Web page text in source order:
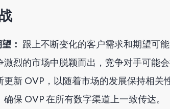
： 跟上不断变化的客户需求和期望可能
激烈的市场中脱颖而出，竞争对手可能会
更新 OVP，以随着市场的发展保持相关
确保 OVP 在所有数字渠道上一致传达。